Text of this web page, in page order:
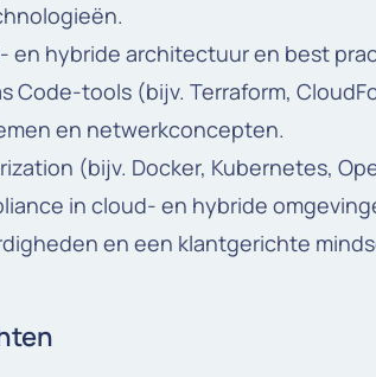
en hybride architectuur en best
Code-tools (bijv. Terraform,
en netwerkconcepten.
(bijv. Docker, Kubernetes,
in cloud- en hybride
en een klantgerichte